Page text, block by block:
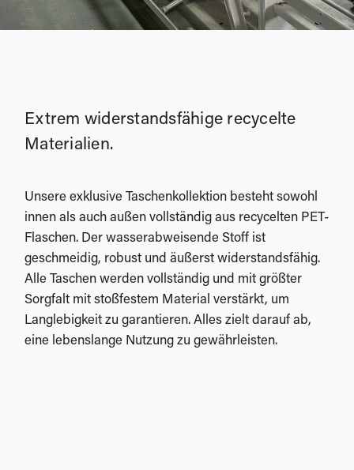
Extrem widerstandsfähige recycelte
Materialien.
Unsere exklusive Taschenkollektion besteht sowohl
innen als auch außen vollständig aus recycelten PET-
Flaschen. Der wasserabweisende Stoff ist
geschmeidig, robust und äußerst widerstandsfähig.
Alle Taschen werden vollständig und mit größter
Sorgfalt mit stoßfestem Material verstärkt, um
Langlebigkeit zu garantieren. Alles zielt darauf ab,
eine lebenslange Nutzung zu gewährleisten.